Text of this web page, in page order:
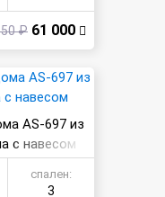
₽ 61 000
AS-697 из
с навесом
спален:
3